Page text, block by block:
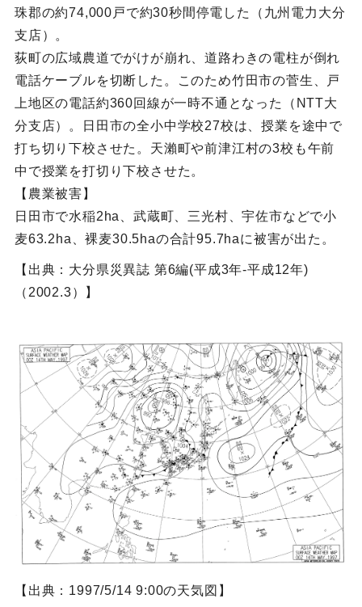
珠郡の約74,000戸で約30秒間停電した（九州電力大分
支店）。
荻町の広域農道でがけが崩れ、道路わきの電柱が倒れ
電話ケーブルを切断した。このため竹田市の菅生、戸
上地区の電話約360回線が一時不通となった（NTT大
分支店）。日田市の全小中学校27校は、授業を途中で
打ち切り下校させた。天瀨町や前津江村の3校も午前
中で授業を打切り下校させた。
【農業被害】
日田市で水稲2ha、武蔵町、三光村、宇佐市などで小
麦63.2ha、裸麦30.5haの合計95.7haに被害が出た。
【出典：大分県災異誌 第6編(平成3年-平成12年)
（2002.3）】
【出典：1997/5/14 9:00の天気図】